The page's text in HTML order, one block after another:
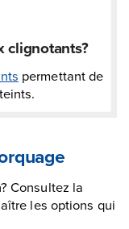
clignotants?
permettant de
Consultez la
les options qui